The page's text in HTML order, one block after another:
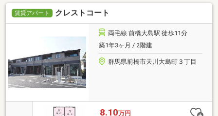
賃貸アパート クレストコート
両毛線 前橋大島駅 徒歩11分
築1年3ヶ月 / 2階建
群馬県前橋市天川大島町３丁目
8.10万円